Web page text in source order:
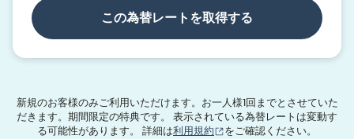
この為替レートを取得する
新規のお客様のみご利用いただけます。お一人様1回までとさせていた
だきます。期間限定の特典です。 表示されている為替レートは変動す
る可能性があります。 詳細は利用規約 （別ウィンドウで開きます
をご確認ください。